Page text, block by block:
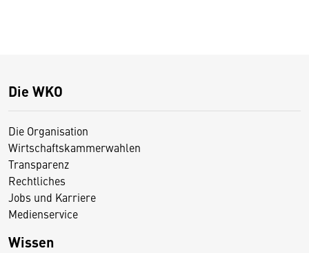
Die WKO
Die Organisation
Wirtschaftskammerwahlen
Transparenz
Rechtliches
Jobs und Karriere
Medienservice
Wissen